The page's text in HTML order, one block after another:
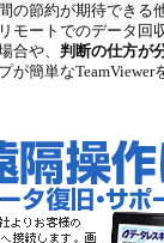
の節約が期待でき
モートでのデータ
合や、 判断の仕方が
が簡単な